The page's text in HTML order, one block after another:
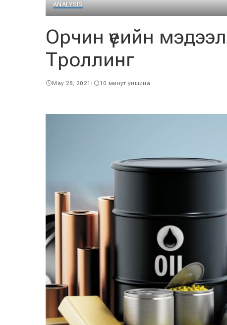
ANALYSIS
Орчин үеийн
Троллинг
May 28, 2021 10 минут уншина